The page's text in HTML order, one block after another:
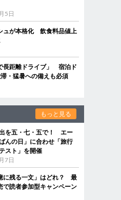
5日
ュが本格化 飲食料品値上
長距離ドライブ」 宿泊ド
・猛暑への備えも必須
もっと見る
を五・七・五で！ エー
んの日」に合わせ「旅行
スト」を開催
7日
に残る一文」はどれ？ 最
で読者参加型キャンペーン